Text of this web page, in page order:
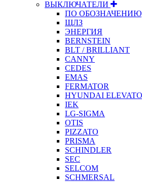
ВЫКЛЮЧАТЕЛИ
ПО ОБОЗНАЧЕНИЮ
ЩЛЗ
ЭНЕРГИЯ
BERNSTEIN
BLT / BRILLIANT
CANNY
CEDES
EMAS
FERMATOR
HYUNDAI
IEK
LG-SIGMA
OTIS
PIZZATO
PRISMA
SCHINDLER
SEC
SELCOM
SCHMERSAL